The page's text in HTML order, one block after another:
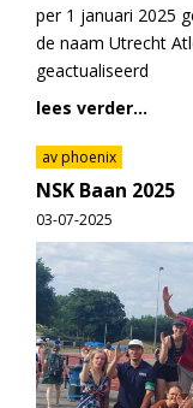
per 1 januari 2025
de naam Utrecht
geactualiseerd
lees verder...
av phoenix
NSK Baan 2025
03-07-2025